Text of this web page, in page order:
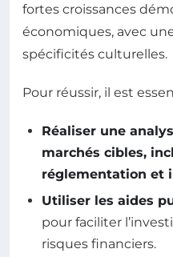
fortes croissances
économiques, avec
spécificités culturelles.
Pour réussir, il est
Réaliser une
marchés cibles,
réglementation et
Utiliser les aides
pour faciliter
risques financiers.